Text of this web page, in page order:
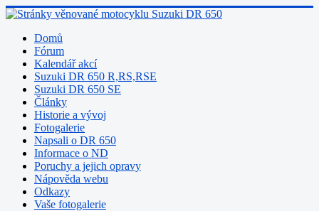
Domů
Fórum
Kalendář akcí
Suzuki DR 650 R,RS,RSE
Suzuki DR 650 SE
Články
Historie a vývoj
Fotogalerie
Napsali o DR 650
Informace o ND
Poruchy a jejich opravy
Nápověda webu
Odkazy
Vaše fotogalerie